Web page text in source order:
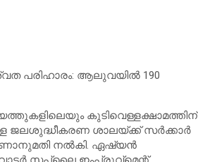
പരിഹാരം: ആലുവയില്‍ 190
കുടിവെള്ളക്ഷാമത്തിന്
ജലശുദ്ധീകരണ ശാലയ്ക്ക് സര്‍ക്കാര്‍
നല്‍കി. ഏഷ്യന്‍